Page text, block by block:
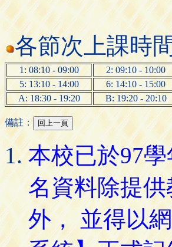
各節次上課時
1: 08:10 - 09:00 2: 09:10 - 10:00
5: 13:10 - 14:00
6: 14:10 - 15:00
A: 18:30 - 19:20
B: 19:20 - 20:10
備註：
本校已於97
名資料除提
外， 並得以